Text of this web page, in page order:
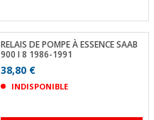
RELAIS DE POMPE À ESSENCE SAAB
900 I 8 1986-1991
38,80 €
INDISPONIBLE